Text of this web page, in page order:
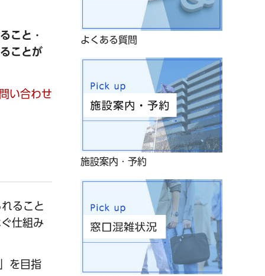
こと・
ことが
い合わせ
ること
仕組み
を目指
よくある質問
施設案内・予約